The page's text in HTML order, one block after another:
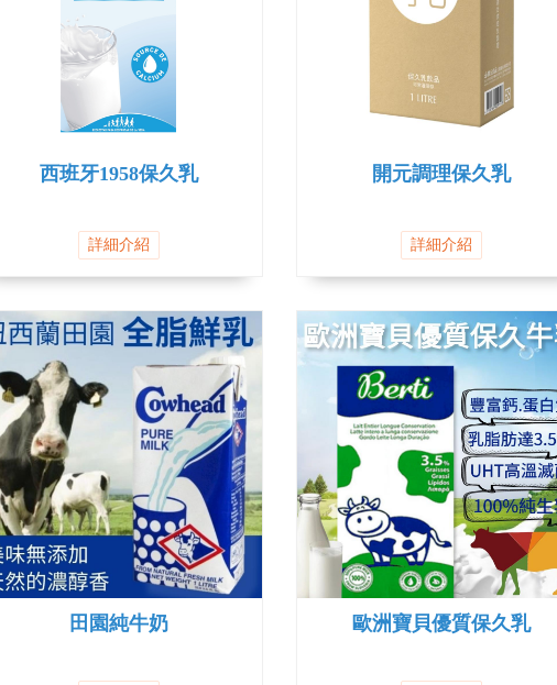
西班牙1958保久乳
詳細介紹
開元調理保久乳
詳細介紹
田園純牛奶 歐洲寶貝優質保久乳